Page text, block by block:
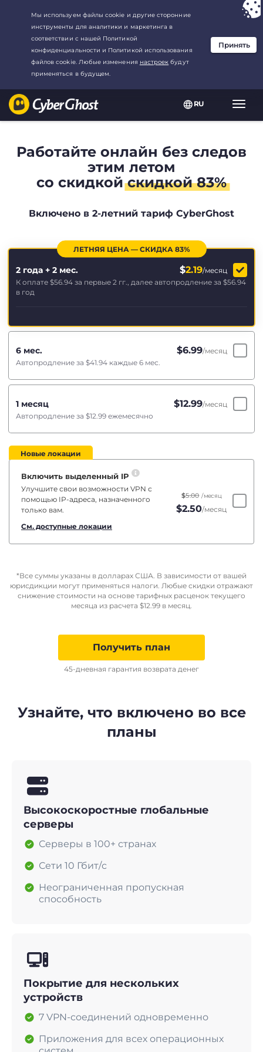
RU
Ваш выбор:Лучшая сделкадля2.1666666666667-год at$
месяц
Работайте онлайн без следов
этим летом
со скидкойскидкой 83%
Включено в 2-летний тариф CyberGhost
ЛЕТНЯЯ ЦЕНА — СКИДКА 83%
2 года + 2 мес. $2.19/месяц
К оплате $56.94 за первые 2 гг., далее автопродление за $56.94
в год
6 мес. $6.99/месяц
Автопродление за $41.94 каждые 6 мес.
1 месяц $12.99/месяц
Автопродление за $12.99 ежемесячно
Новые локации
Включить выделенный IP
Улучшите свои возможности VPN с
помощью IP-адреса, назначенного
только вам.
См. доступные локации
$5.00 /месяц
$2.50/месяц
*Все суммы указаны в долларах США. В зависимости от вашей
юрисдикции могут применяться налоги. Любые скидки отражают
снижение стоимости на основе тарифных расценок текущего
месяца из расчета $12.99 в месяц.
Получить план
45-дневная гарантия возврата денег
Узнайте, что включено во все
планы
Высокоскоростные глобальные
серверы
Серверы в 100+ странах
Сети 10 Гбит/с
Неограниченная пропускная
способность
Покрытие для нескольких
устройств
7 VPN-соединений одновременно
Приложения для всех операционных